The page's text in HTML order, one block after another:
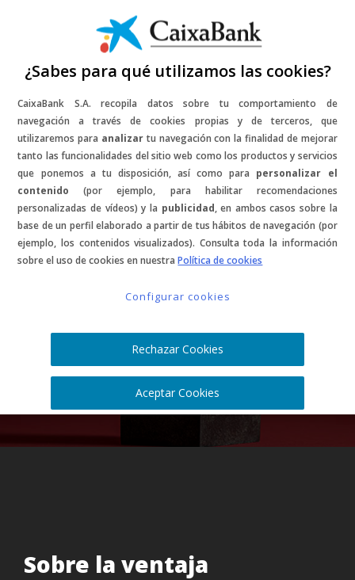
¿Sabes para qué utilizamos las cookies?
CaixaBank S.A. recopila datos sobre tu comportamiento de
navegación a través de cookies propias y de terceros, que
utilizaremos para analizar tu navegación con la finalidad de mejorar
tanto las funcionalidades del sitio web como los productos y servicios
que ponemos a tu disposición, así como para personalizar el
contenido (por ejemplo, para habilitar recomendaciones
personalizadas de vídeos) y la publicidad, en ambos casos sobre la
base de un perfil elaborado a partir de tus hábitos de navegación (por
ejemplo, los contenidos visualizados). Consulta toda la información
sobre el uso de cookies en nuestraPolítica de cookies
Configurar cookies
Rechazar Cookies
Aceptar Cookies
SORTEO
Premios Goya
en Barcelona
- FINALIZADO -
Sobre la ventaja